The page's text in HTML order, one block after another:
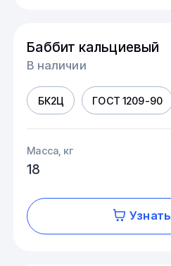
Баббит кальциевый
В наличии
БК2Ц ГОСТ 1209-90
Масса, кг
18